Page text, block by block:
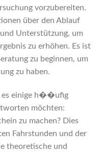
vorzubereiten.
über den Ablauf
Unterstützung, um
zu erhöhen. Es ist
zu beginnen, um
zu haben.
es einige h��ufig
möchten:
zu machen? Dies
Fahrstunden und der
theoretische und